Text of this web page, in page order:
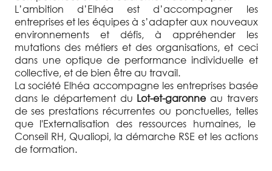
L’ambition d’Elhéa est d’accompagner les
entreprises et les équipes à s’adapter aux nouveaux
environnements et défis, à appréhender les
mutations des métiers et des organisations, et ceci
dans une optique de performance individuelle et
collective, et de bien être au travail.
La société Elhéa accompagne les entreprises basée
dans le département du Lot-et-garonneau travers
de ses prestations récurrentes ou ponctuelles, telles
que l'Externalisation des ressources humaines, le
Conseil RH, Qualiopi, la démarche RSE et les actions
de formation.